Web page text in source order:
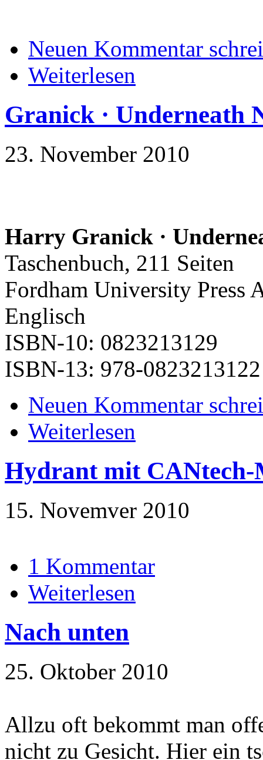
Neuen Kommentar
Weiterlesen
Granick · Underneath
23. November 2010
Harry Granick ·
Taschenbuch, 211 Seiten
Fordham University Press
Englisch
ISBN-10: 0823213129
ISBN-13: 978-0823213122
Neuen Kommentar
Weiterlesen
Hydrant mit CANtech-
15. Novemver 2010
1 Kommentar
Weiterlesen
Nach unten
25. Oktober 2010
Allzu oft bekommt man
nicht zu Gesicht. Hier ein